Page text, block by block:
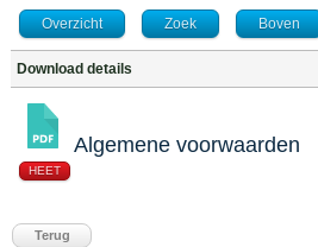
Overzicht Zoek Boven
Download details
Algemene voorwaarden
HEET
Terug